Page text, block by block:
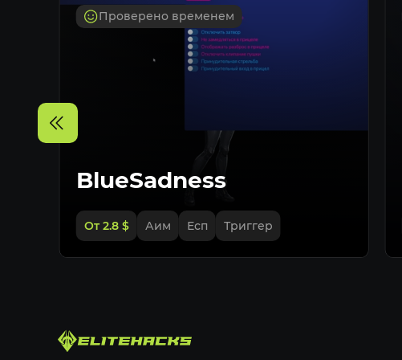
Проверено временем
BlueSadness
От 2.8 $ Аим Есп Триггер